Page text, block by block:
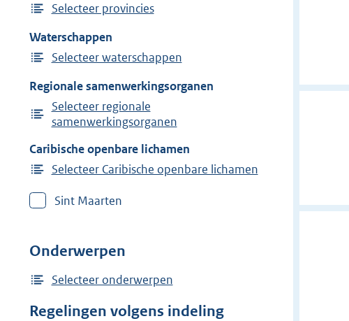
Selecteer provincies
Waterschappen
Selecteer waterschappen
Regionale samenwerkingsorganen
Selecteer regionale
samenwerkingsorganen
Caribische openbare lichamen
Selecteer Caribische openbare lichamen
Sint Maarten
Onderwerpen
Selecteer onderwerpen
Regelingen volgens indeling